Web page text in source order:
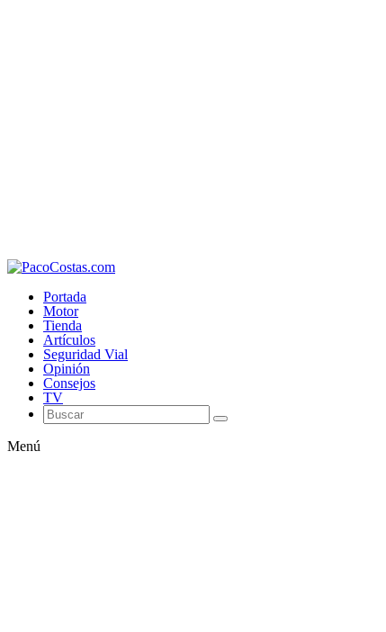
Portada
Motor
Tienda
Artículos
Seguridad Vial
Opinión
Consejos
TV
Menú